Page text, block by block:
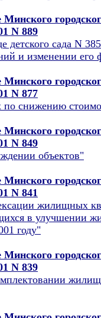
N 889
детского сада N
и изменении его
N 877
снижению
N 849
объектов"
N 841
жилищных
в улучшении
году"
N 839